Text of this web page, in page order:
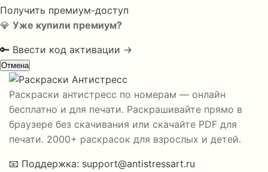
Получить премиум-доступ
💎 Уже купили премиум?
🔑 Ввести код активации →
Отмена
Раскраски антистресс по номерам — онлайн
бесплатно и для печати. Раскрашивайте прямо в
браузере без скачивания или скачайте PDF для
печати. 2000+ раскрасок для взрослых и детей.
📧 Поддержка: support@antistressart.ru